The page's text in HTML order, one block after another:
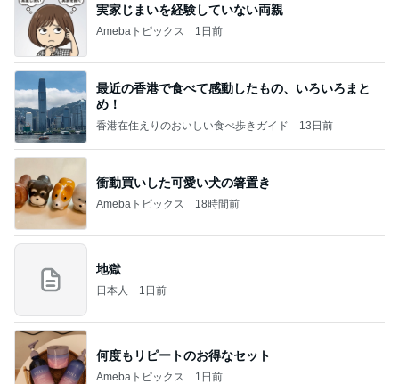
実家じまいを経験していない両親
Amebaトピックス 1日前
最近の香港で食べて感動したもの、いろいろまと
め！
香港在住えりのおいしい食べ歩きガイド 13日前
衝動買いした可愛い犬の箸置き
Amebaトピックス 18時間前
地獄
日本人 1日前
何度もリピートのお得なセット
Amebaトピックス 1日前